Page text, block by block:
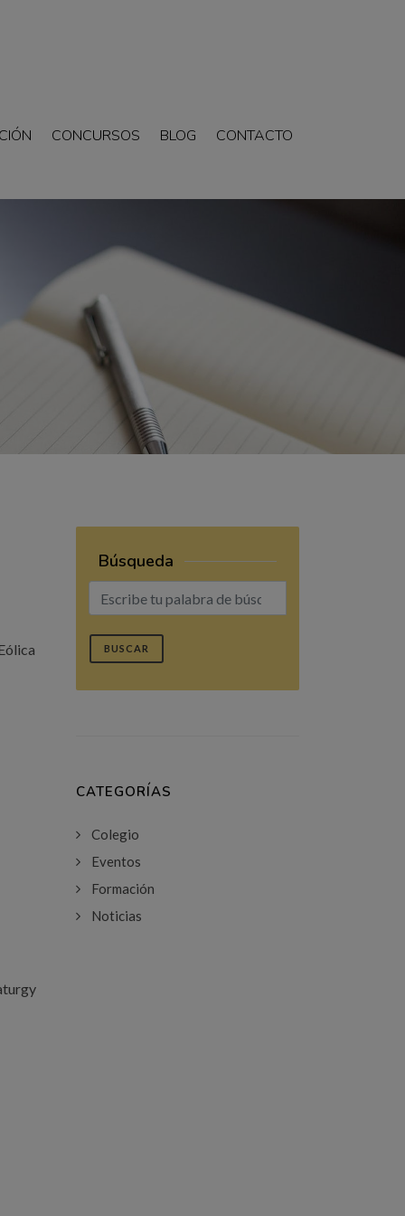
CONCURSOS BLOG CONTACTO
Búsqueda
BUSCAR
CATEGORÍAS
Colegio
Eventos
Formación
Noticias